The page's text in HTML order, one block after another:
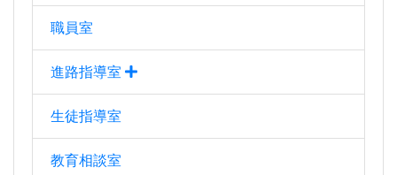
図書館
部活動・生徒会
事務室
各種たより